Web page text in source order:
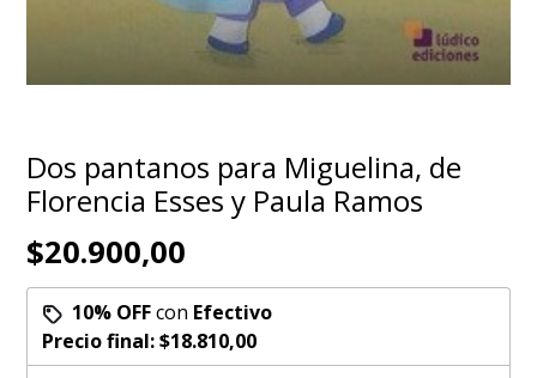
Dos pantanos para Miguelina, de
Florencia Esses y Paula Ramos
$20.900,00
10% OFFcon Efectivo
Precio final:$18.810,00